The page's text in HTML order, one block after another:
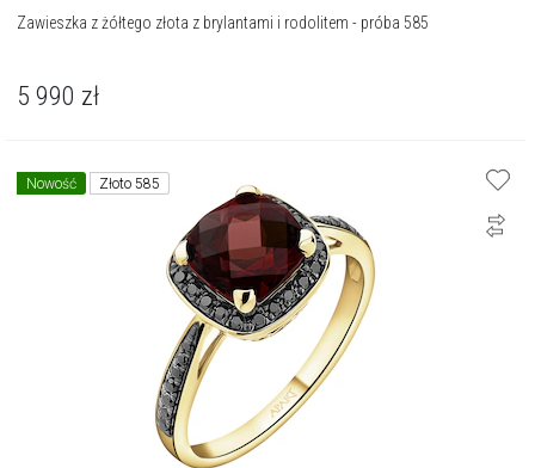
Zawieszka z żółtego złota z brylantami i rodolitem - próba 585
5 990 zł
Nowość Złoto 585